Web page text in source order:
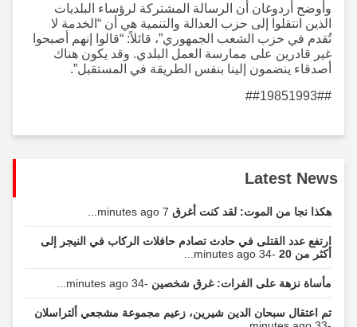
وأوضح أردوغان أن الرسالة المشتركة لرؤساء البلديات
الذين انتقلوا إلى حزب العدالة والتنمية هي أن “الخدمة لا
تُقدم في حزب الشعب الجمهوري”، قائلاً: “قالوا إنهم أصبحوا
غير قادرين على ممارسة العمل البلدي. وقد يكون هناك
أصدقاء ينضمون إلينا بنفس الطريقة في المستقبل”.
##19851993##
Latest News
هكذا نجا من الموت: لقد كنت أغرق 7 minutes ago...
ارتفع عدد القتلى في حادث تصادم حافلات الركاب في النيجر إلى
أكثر من 20
-34 minutes ago...
مأساة نزهة على الفرات: غرق شخصين-34 minutes ago...
تم اعتقال سبحان الدين شيرين، زعيم مجموعة مشجعي ألتراسلان